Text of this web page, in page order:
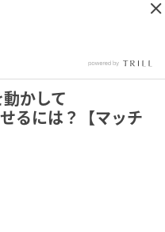
動かして
るには？【マッチ